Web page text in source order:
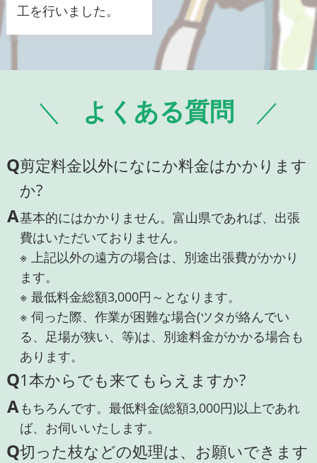
工を行いました。
よくある質問
Q剪定料金以外になにか料金はかかります
か?
A基本的にはかかりません。富山県であれば、出張
費はいただいておりません。
※ 上記以外の遠方の場合は、別途出張費がかかり
ます。
※ 最低料金総額3,000円～となります。
※ 伺った際、作業が困難な場合(ツタが絡んでい
る、足場が狭い、等)は、別途料金がかかる場合も
あります。
Q1本からでも来てもらえますか?
Aもちろんです。最低料金(総額3,000円)以上であれ
ば、お伺いいたします。
Q切った枝などの処理は、お願いできます